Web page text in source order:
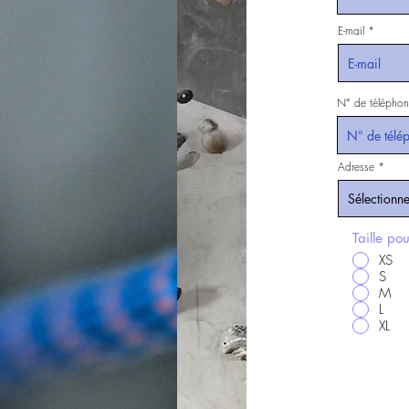
E-mail
N° de
Adresse
Taille
XS
S
M
L
XL